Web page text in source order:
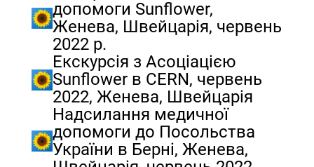
допомоги Sunflower,
Женева, Швейцарія, червень
2022 р.
Екскурсія з Асоціацією
Sunflower в CERN, червень
2022, Женева, Швейцарія
Надсилання медичної
допомоги до Посольства
України в Берні, Женева,